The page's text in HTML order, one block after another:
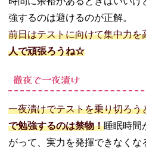
強するのは避けるのが正解。
前日はテストに向けて集中力を
人で頑張ろうね☆
徹夜で一夜漬け
一夜漬けでテストを乗り切ろう
で勉強するのは禁物！睡眠時間
がって、実力を発揮できなくな